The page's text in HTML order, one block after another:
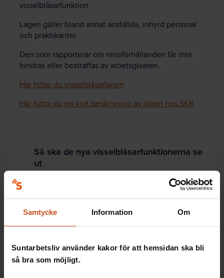
Samtycke Information Om
Suntarbetsliv använder kakor för att hemsidan ska bli
så bra som möjligt.
visselblåsarfunktion.
Lagen gäller bland annat anställda, inhyrd personal
och praktikanter.
Den som rapporterar om missförhållanden får inte
hindras eller bestraffas av arbetsgivaren.
Här hittar du visselblåsarlagen
Här hittar du en kort beskrivning av lagen hos SKR
Så ska de nya visselblåsarfunktionerna se
ut
Man ska kunna slå larmbåde skriftligt och muntligt.
Till exempel via telefon eller e-post.
Arbetsgivarna får välja om de ska ta hand om
det. Kommuner och verksamheter med upp till 250
anställda kan dela funktionen med varandra eller